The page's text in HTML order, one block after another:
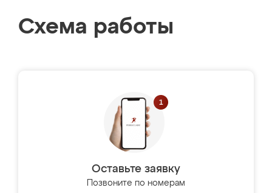
Схема работы
Оставьте заявку
Позвоните по номерам